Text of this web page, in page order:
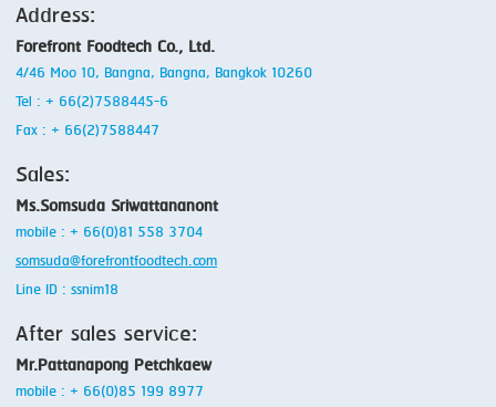
Address:
Forefront Foodtech Co., Ltd.
4/46 Moo 10, Bangna, Bangna, Bangkok 10260
Tel : + 66(2)7588445-6
Fax : + 66(2)7588447
Sales:
Ms.Somsuda Sriwattananont
mobile : + 66(0)81 558 3704
somsuda@forefrontfoodtech.com
Line ID : ssnim18
After sales service:
Mr.Pattanapong Petchkaew
mobile : + 66(0)85 199 8977